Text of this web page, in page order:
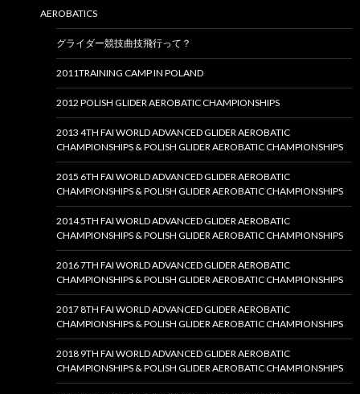
AEROBATICS
グライダー競技曲技飛行って？
2011TRAINING CAMP IN POLAND
2012 POLISH GLIDER AEROBATIC CHAMPIONSHIPS
2013 4TH FAI WORLD ADVANCED GLIDER AEROBATIC
CHAMPIONSHIPS & POLISH GLIDER AEROBATIC CHAMPIONSHIPS
2015 6TH FAI WORLD ADVANCED GLIDER AEROBATIC
CHAMPIONSHIPS & POLISH GLIDER AEROBATIC CHAMPIONSHIPS
2014 5TH FAI WORLD ADVANCED GLIDER AEROBATIC
CHAMPIONSHIPS & POLISH GLIDER AEROBATIC CHAMPIONSHIPS
2016 7TH FAI WORLD ADVANCED GLIDER AEROBATIC
CHAMPIONSHIPS & POLISH GLIDER AEROBATIC CHAMPIONSHIPS
2017 8TH FAI WORLD ADVANCED GLIDER AEROBATIC
CHAMPIONSHIPS & POLISH GLIDER AEROBATIC CHAMPIONSHIPS
2018 9TH FAI WORLD ADVANCED GLIDER AEROBATIC
CHAMPIONSHIPS & POLISH GLIDER AEROBATIC CHAMPIONSHIPS